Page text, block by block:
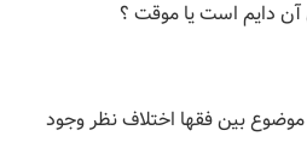
موضوع بین فقها اختلاف نظر وجود